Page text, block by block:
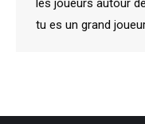
les joueurs autour
tu es un grand